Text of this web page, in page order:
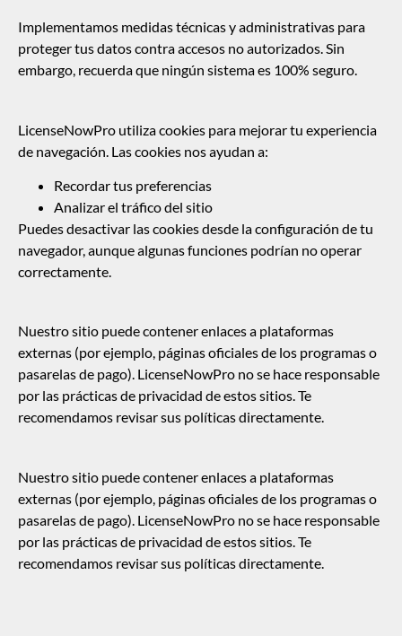
Implementamos medidas técnicas y administrativas para
proteger tus datos contra accesos no autorizados. Sin
embargo, recuerda que ningún sistema es 100% seguro.
LicenseNowPro utiliza cookies para mejorar tu experiencia
de navegación. Las cookies nos ayudan a:
Recordar tus preferencias
Analizar el tráfico del sitio
Puedes desactivar las cookies desde la configuración de tu
navegador, aunque algunas funciones podrían no operar
correctamente.
Nuestro sitio puede contener enlaces a plataformas
externas (por ejemplo, páginas oficiales de los programas o
pasarelas de pago). LicenseNowPro no se hace responsable
por las prácticas de privacidad de estos sitios. Te
recomendamos revisar sus políticas directamente.
Nuestro sitio puede contener enlaces a plataformas
externas (por ejemplo, páginas oficiales de los programas o
pasarelas de pago). LicenseNowPro no se hace responsable
por las prácticas de privacidad de estos sitios. Te
recomendamos revisar sus políticas directamente.